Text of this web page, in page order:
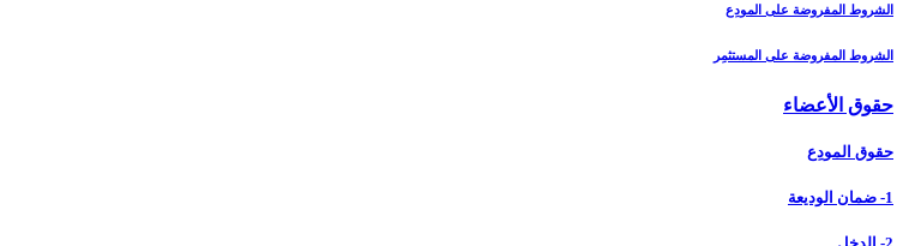
الشروط المفروضة على المودِع
الشروط المفروضة على المستثمِر
حقوق الأعضاء
حقوق المودِع
1- ضمان الوديعة